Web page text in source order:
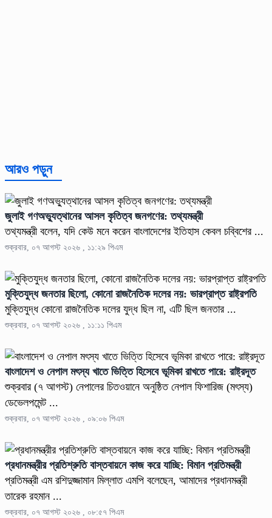
আরও পড়ুন
জুলাই গণঅভ্যুত্থানের আসল কৃতিত্ব জনগণের: তথ্যমন্ত্রী
তথ্যমন্ত্রী বলেন, যদি কেউ মনে করেন বাংলাদেশের ইতিহাস কেবল চব্বিশের ...
শুক্রবার, ০৭ আগস্ট ২০২৬ , ১১:২৯ পিএম
মুক্তিযুদ্ধ জনতার ছিলো, কোনো রাজনৈতিক দলের নয়: ভারপ্রাপ্ত রাষ্ট্রপতি
মুক্তিযুদ্ধ কোনো রাজনৈতিক দলের যুদ্ধ ছিল না, এটি ছিল জনতার ...
শুক্রবার, ০৭ আগস্ট ২০২৬ , ১১:১১ পিএম
বাংলাদেশ ও নেপাল মৎস্য খাতে ভিত্তি হিসেবে ভূমিকা রাখতে পারে: রাষ্ট্রদূত
শুক্রবার (৭ আগস্ট) নেপালের চিতওয়ানে অনুষ্ঠিত নেপাল ফিশারিজ (মৎস্য)
ডেভেলপমেন্ট ...
শুক্রবার, ০৭ আগস্ট ২০২৬ , ০৯:০৬ পিএম
প্রধানমন্ত্রীর প্রতিশ্রুতি বাস্তবায়নে কাজ করে যাচ্ছি: বিমান প্রতিমন্ত্রী
প্রতিমন্ত্রী এম রশিদুজ্জামান মিল্লাত এমপি বলেছেন, আমাদের প্রধানমন্ত্রী
তারেক রহমান ...
শুক্রবার, ০৭ আগস্ট ২০২৬ , ০৮:৫৭ পিএম